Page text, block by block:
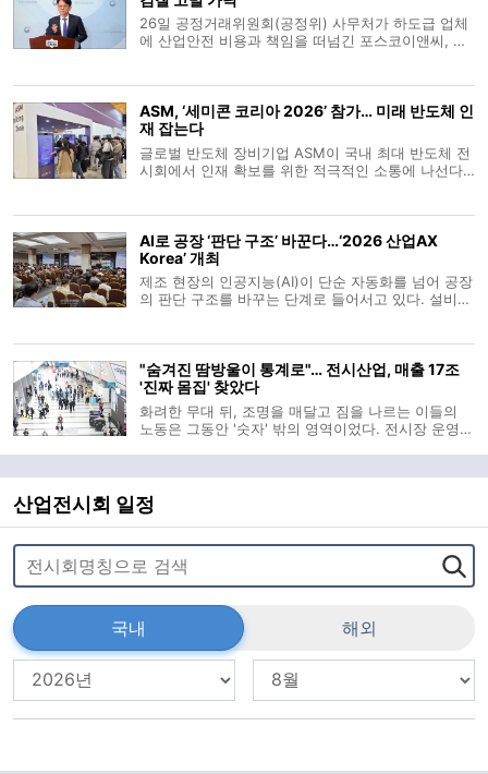
26일 공정거래위원회(공정위) 사무처가 하도급 업체
에 산업안전 비용과 책임을 떠넘긴 포스코이앤씨, 케
비용을 전가하는 행위는 하도급 업
ASM, ‘세미콘 코리아 2026’ 참가… 미래 반도체 인
재 잡는다
글로벌 반도체 장비기업 ASM이 국내 최대 반도체 전
시회에서 인재 확보를 위한 적극적인 소통에 나선다.
10일 밝혔다. 부스 2층 통
AI로 공장 ‘판단 구조’ 바꾼다…‘2026 산업AX
Korea’ 개최
제조 현장의 인공지능(AI)이 단순 자동화를 넘어 공장
의 판단 구조를 바꾸는 단계로 들어서고 있다. 설비가
이 같은 산업 현장의 변화를
"숨겨진 땀방울이 통계로"… 전시산업, 매출 17조
'진짜 몸집' 찾았다
화려한 무대 뒤, 조명을 매달고 짐을 나르는 이들의
노동은 그동안 '숫자' 밖의 영역이었다. 전시장 운영자
보이지 않던 가치를 공식 통계로 소환하며 전시산업
의 '진짜 몸집'을 드러냈
산업전시회 일정
국내 해외